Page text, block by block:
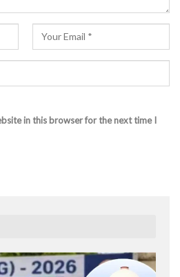
in this browser for the next time I